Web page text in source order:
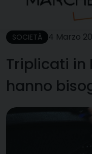
SOCIETÀ 4 Marzo
Triplicati in
hanno